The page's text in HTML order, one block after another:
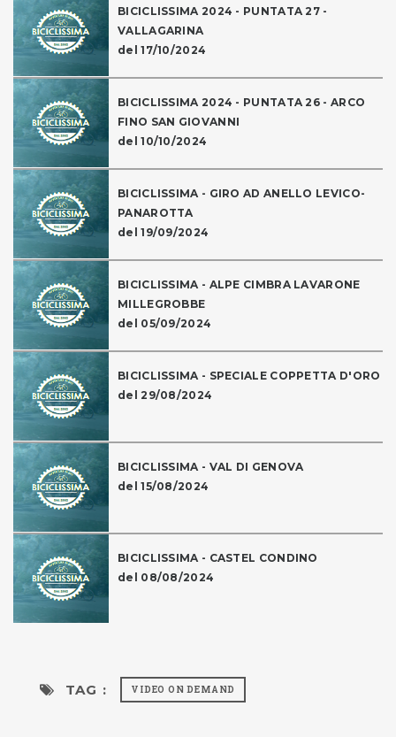
BICICLISSIMA 2024 - PUNTATA 27 -
VALLAGARINA
del 17/10/2024
BICICLISSIMA 2024 - PUNTATA 26 - ARCO
FINO SAN GIOVANNI
del 10/10/2024
BICICLISSIMA - GIRO AD ANELLO LEVICO-
PANAROTTA
del 19/09/2024
BICICLISSIMA - ALPE CIMBRA LAVARONE
MILLEGROBBE
del 05/09/2024
BICICLISSIMA - SPECIALE COPPETTA D'ORO
del 29/08/2024
BICICLISSIMA - VAL DI GENOVA
del 15/08/2024
BICICLISSIMA - CASTEL CONDINO
del 08/08/2024
TAG : VIDEO ON DEMAND